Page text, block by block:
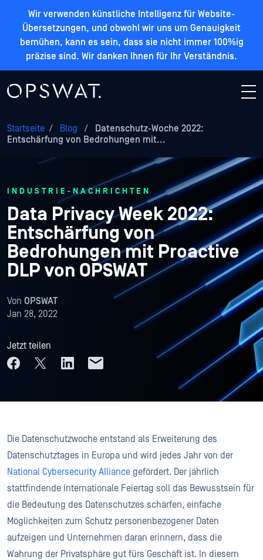
Wir verwenden künstliche Intelligenz für Website-
Übersetzungen, und obwohl wir uns um Genauigkeit
bemühen, kann es sein, dass sie nicht immer 100%ig
präzise sind. Wir danken Ihnen für Ihr Verständnis.
Startseite / Blog /
Datenschutz-Woche 2022:
Entschärfung von Bedrohungen mit...
INDUSTRIE-NACHRICHTEN
Data Privacy Week 2022:
Entschärfung von
Bedrohungen mit Proactive
DLP von OPSWAT
Von OPSWAT
Jan 28, 2022
Jetzt teilen
Die Datenschutzwoche entstand als Erweiterung des
Datenschutztages in Europa und wird jedes Jahr von der
National Cybersecurity Alliance gefördert. Der jährlich
stattfindende internationale Feiertag soll das Bewusstsein für
die Bedeutung des Datenschutzes schärfen, einfache
Möglichkeiten zum Schutz personenbezogener Daten
aufzeigen und Unternehmen daran erinnern, dass die
Wahrung der Privatsphäre gut fürs Geschäft ist. In diesem